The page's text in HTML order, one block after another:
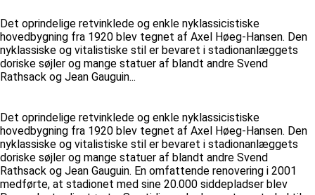
Det oprindelige retvinklede og enkle nyklassicistiske
hovedbygning fra 1920 blev tegnet af Axel Høeg-Hansen. Den
nyklassiske og vitalistiske stil er bevaret i stadionanlæggets
doriske søjler og mange statuer af blandt andre Svend
Rathsack og Jean Gauguin...
Det oprindelige retvinklede og enkle nyklassicistiske
hovedbygning fra 1920 blev tegnet af Axel Høeg-Hansen. Den
nyklassiske og vitalistiske stil er bevaret i stadionanlæggets
doriske søjler og mange statuer af blandt andre Svend
Rathsack og Jean Gauguin. En omfattende renovering i 2001
medførte, at stadionet med sine 20.000 siddepladser blev